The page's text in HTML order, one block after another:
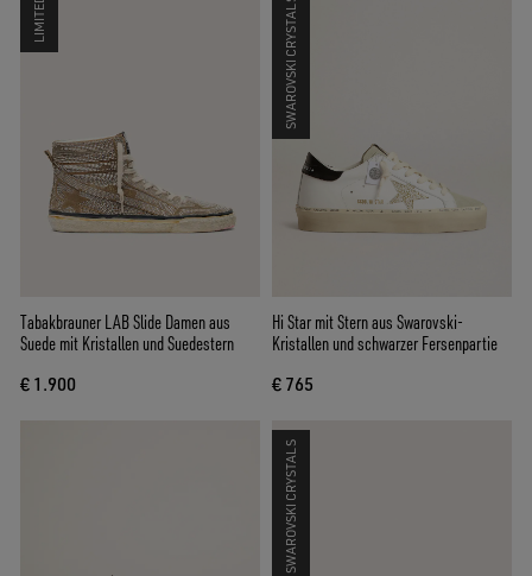
LIMITED
Tabakbrauner LAB Slide Damen aus
Suede mit Kristallen und Suedestern
€ 1.900
SWAROVSKI CRYSTALS
Hi Star mit Stern aus Swarovski-
Kristallen und schwarzer Fersenpartie
€ 765
SWAROVSKI CRYSTALS